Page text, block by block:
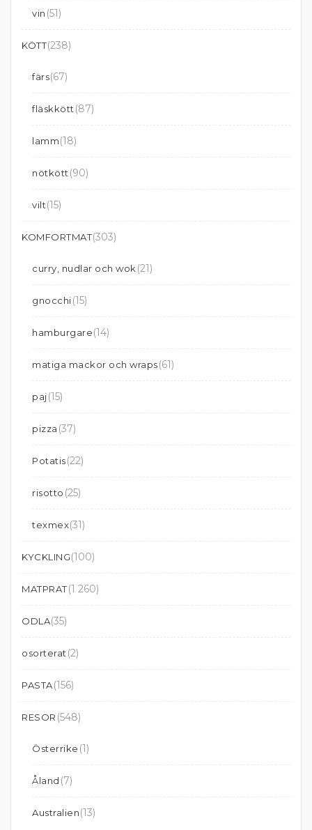
vin (51)
KÖTT(238)
färs(67)
fläskkött (87)
lamm(18)
nötkött (90)
vilt(15)
KOMFORTMAT(303)
curry, nudlar och wok (21)
gnocchi(15)
hamburgare(14)
matiga mackor och wraps(61)
paj(15)
pizza (37)
Potatis(22)
risotto (25)
texmex(31)
KYCKLING(100)
MATPRAT(1 260)
ODLA(35)
osorterat (2)
PASTA(156)
RESOR (548)
Österrike (1)
Åland (7)
Australien(13)